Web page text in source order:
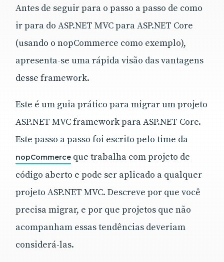
Antes de seguir para o passo a passo de como
ir para do ASP.NET MVC para ASP.NET Core
(usando o nopCommerce como exemplo),
apresenta-se uma rápida visão das vantagens
desse framework.
Este é um guia prático para migrar um projeto
ASP.NET MVC framework para ASP.NET Core.
Este passo a passo foi escrito pelo time da
nopCommerce que trabalha com projeto de
código aberto e pode ser aplicado a qualquer
projeto ASP.NET MVC. Descreve por que você
precisa migrar, e por que projetos que não
acompanham essas tendências deveriam
considerá-las.